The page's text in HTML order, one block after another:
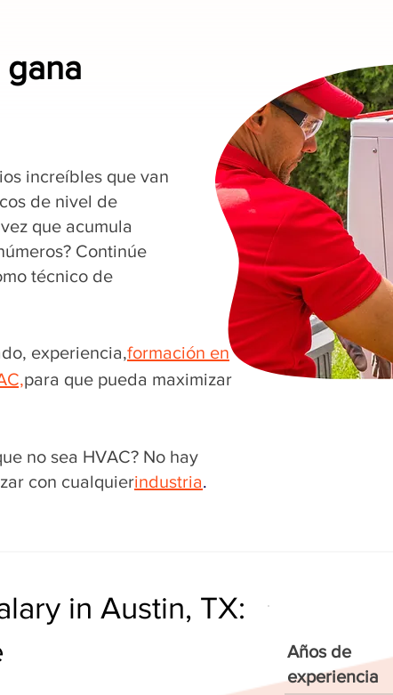
gana
increíbles que van
de nivel de
que acumula
Continúe
técnico de
experiencia,formación en
para que pueda maximizar
no sea HVAC? No hay
con cualquierindustria.
in Austin, TX:
Años de
experiencia